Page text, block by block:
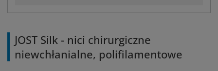
JOST Silk - nici chirurgiczne
niewchłanialne, polifilamentowe